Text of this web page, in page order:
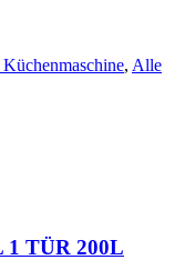
, Alle
TÜR 200L